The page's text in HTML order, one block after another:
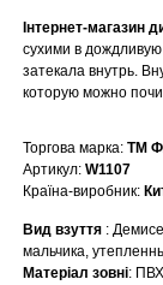
Інтернет-магазин
сухими в
затекала внутрь.
которую можно
Торгова марка: ТМ
Артикул: W1107
Країна-виробник:
Вид взуття :
мальчика,
Матеріал зовні: